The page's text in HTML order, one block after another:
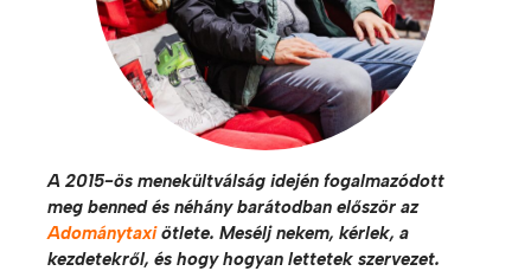
A 2015-ös menekültválság idején fogalmazódott
meg benned és néhány barátodban először az
Adománytaxiötlete. Mesélj nekem, kérlek, a
kezdetekről, és hogy hogyan lettetek szervezet.